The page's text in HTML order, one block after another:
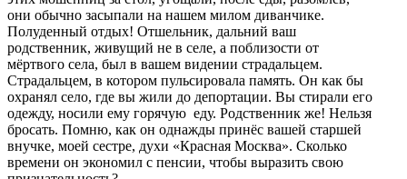
они обычно засыпали на нашем милом диванчике.
Полуденный отдых! Отшельник, дальний ваш
родственник, живущий не в селе, а поблизости от
мёртвого села, был в вашем видении страдальцем.
Страдальцем, в котором пульсировала память. Он как бы
охранял село, где вы жили до депортации. Вы стирали его
одежду, носили ему горячую еду. Родственник же! Нельзя
бросать. Помню, как он однажды принёс вашей старшей
внучке, моей сестре, духи «Красная Москва». Сколько
времени он экономил с пенсии, чтобы выразить свою